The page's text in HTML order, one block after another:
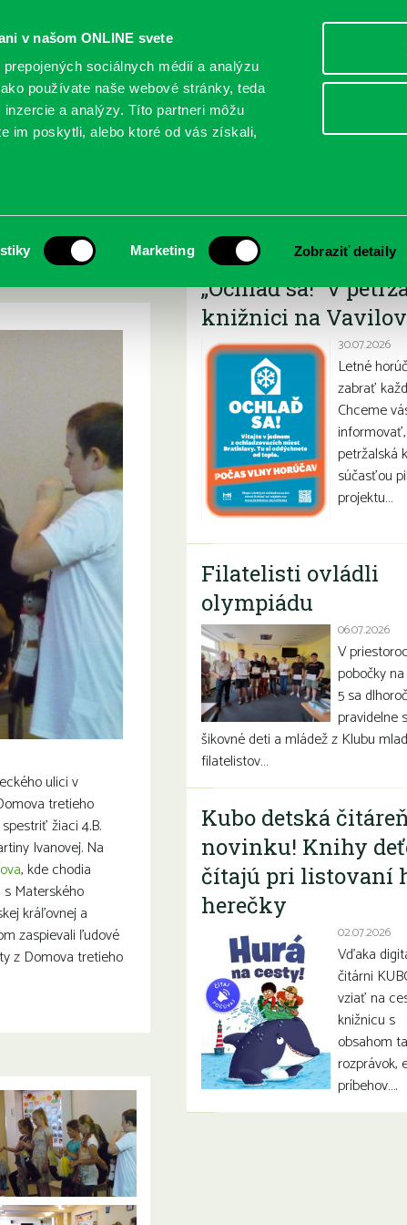
v našom ONLINE svete
sociálnych médií a analýzu
používate naše webové stránky, teda
a analýzy. Títo partneri môžu
im poskytli, alebo ktoré od vás získali,
Marketing Zobraziť detaily
POBOČKY O KNIŽNICI
ulici v
tretieho
žiaci 4.B.
Ivanovej. Na
, kde chodia
Materského
kráľovnej a
zaspievali ľudové
z Domova tretieho
Najnovšie
„Ochlaď sa!“ v
knižnici na
30.07.2026
Letné
zabrať
Chceme
petržalská
súčasťou
projektu…
Filatelisti ovládli
olympiádu
06.07.2026
V
pobočky
5 sa
pravidelne
šikovné deti a mládež z Klubu
filatelistov…
Kubo detská
novinku! Knihy
čítajú pri listovaní
herečky
02.07.2026
Vďaka
čitárni
vziať na
knižnicu s
obsahom
rozprávok,
príbehov….